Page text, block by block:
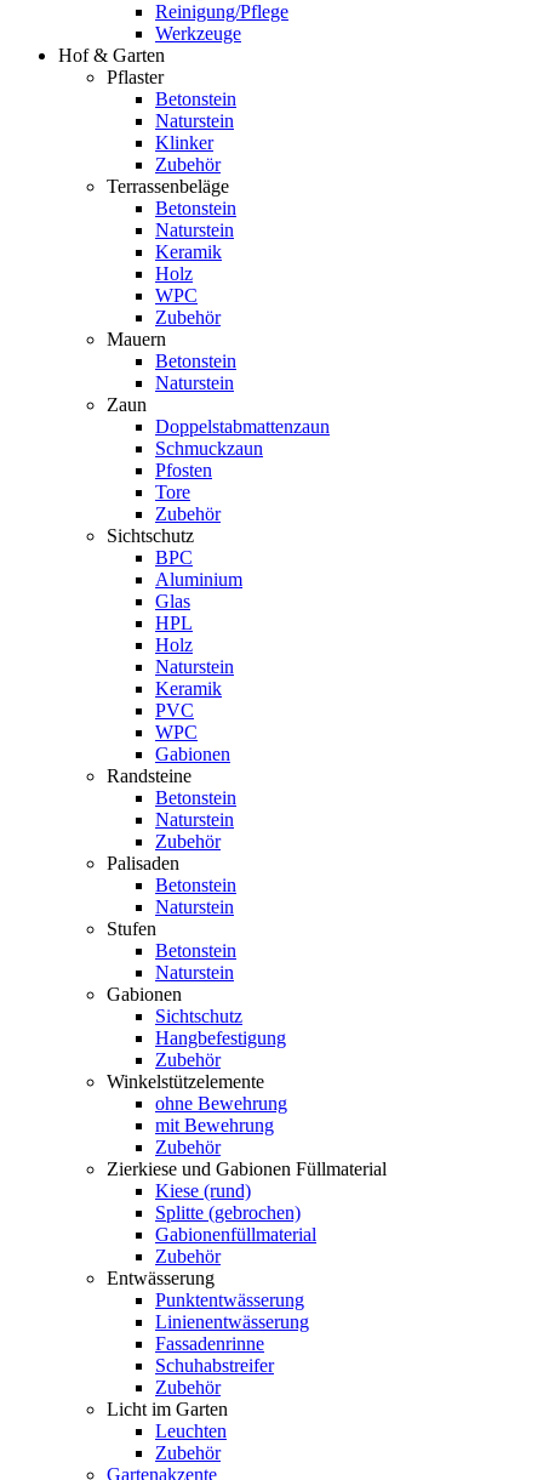
Reinigung/Pflege
Werkzeuge
Hof & Garten
Pflaster
Betonstein
Naturstein
Klinker
Zubehör
Terrassenbeläge
Betonstein
Naturstein
Keramik
Holz
WPC
Zubehör
Mauern
Betonstein
Naturstein
Zaun
Doppelstabmattenzaun
Schmuckzaun
Pfosten
Tore
Zubehör
Sichtschutz
BPC
Aluminium
Glas
HPL
Holz
Naturstein
Keramik
PVC
WPC
Gabionen
Randsteine
Betonstein
Naturstein
Zubehör
Palisaden
Betonstein
Naturstein
Stufen
Betonstein
Naturstein
Gabionen
Sichtschutz
Hangbefestigung
Zubehör
Winkelstützelemente
ohne Bewehrung
mit Bewehrung
Zubehör
Zierkiese und Gabionen Füllmaterial
Kiese (rund)
Splitte (gebrochen)
Gabionenfüllmaterial
Zubehör
Entwässerung
Punktentwässerung
Linienentwässerung
Fassadenrinne
Schuhabstreifer
Zubehör
Licht im Garten
Leuchten
Zubehör
Gartenakzente